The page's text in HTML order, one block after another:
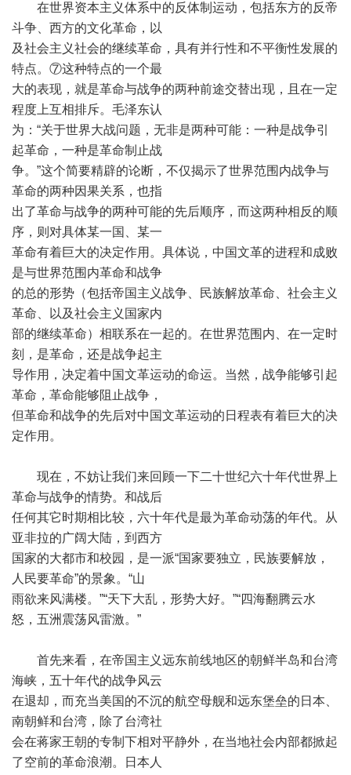
在世界资本主义体系中的反体制运动，包括东方的反帝
斗争、西方的文化革命，以
及社会主义社会的继续革命，具有并行性和不平衡性发展的
特点。⑦这种特点的一个最
大的表现，就是革命与战争的两种前途交替出现，且在一定
程度上互相排斥。毛泽东认
为：“关于世界大战问题，无非是两种可能：一种是战争引
起革命，一种是革命制止战
争。”这个简要精辟的论断，不仅揭示了世界范围内战争与
革命的两种因果关系，也指
出了革命与战争的两种可能的先后顺序，而这两种相反的顺
序，则对具体某一国、某一
革命有着巨大的决定作用。具体说，中国文革的进程和成败
是与世界范围内革命和战争
的总的形势（包括帝国主义战争、民族解放革命、社会主义
革命、以及社会主义国家内
部的继续革命）相联系在一起的。在世界范围内、在一定时
刻，是革命，还是战争起主
导作用，决定着中国文革运动的命运。当然，战争能够引起
革命，革命能够阻止战争，
但革命和战争的先后对中国文革运动的日程表有着巨大的决
定作用。
现在，不妨让我们来回顾一下二十世纪六十年代世界上
革命与战争的情势。和战后
任何其它时期相比较，六十年代是最为革命动荡的年代。从
亚非拉的广阔大陆，到西方
国家的大都市和校园，是一派“国家要独立，民族要解放，
人民要革命”的景象。“山
雨欲来风满楼。”“天下大乱，形势大好。”“四海翻腾云水
怒，五洲震荡风雷激。”
首先来看，在帝国主义远东前线地区的朝鲜半岛和台湾
海峡，五十年代的战争风云
在退却，而充当美国的不沉的航空母舰和远东堡垒的日本、
南朝鲜和台湾，除了台湾社
会在蒋家王朝的专制下相对平静外，在当地社会内部都掀起
了空前的革命浪潮。日本人